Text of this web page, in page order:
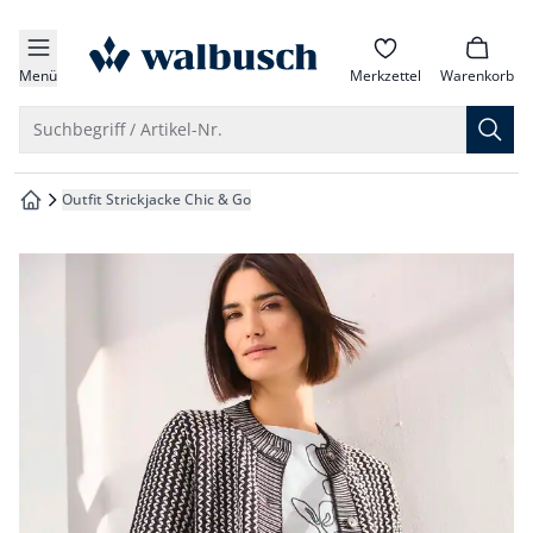
springen
springen
springen
springen
Menü zur Startseite Merkzettel Warenkorb
Suchbegriff / Artikel-Nr.
zur Startseite
Outfit Strickjacke Chic & Go